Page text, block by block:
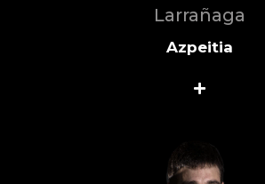
Larrañaga
Azpeitia